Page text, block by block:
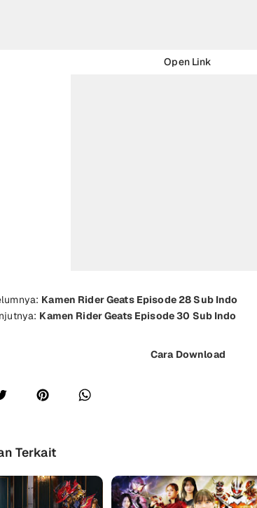
Kamen Rider Geats Episode 28 Sub Indo
Kamen Rider Geats Episode 30 Sub Indo
Cara Download
Terkait